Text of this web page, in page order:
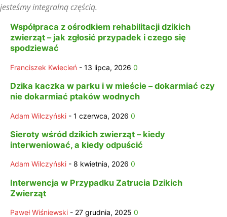
jesteśmy integralną częścią.
Współpraca z ośrodkiem rehabilitacji dzikich
zwierząt – jak zgłosić przypadek i czego się
spodziewać
Franciszek Kwiecień - 13 lipca, 2026 0
Dzika kaczka w parku i w mieście – dokarmiać czy
nie dokarmiać ptaków wodnych
Adam Wilczyński - 1 czerwca, 2026 0
Sieroty wśród dzikich zwierząt – kiedy
interweniować, a kiedy odpuścić
Adam Wilczyński - 8 kwietnia, 2026 0
Interwencja w Przypadku Zatrucia Dzikich
Zwierząt
Paweł Wiśniewski - 27 grudnia, 2025 0